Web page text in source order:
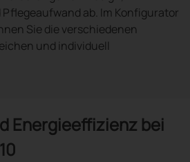
ab. Im Konfigurator
Sie die verschiedenen
und individuell
Energieeffizienz bei